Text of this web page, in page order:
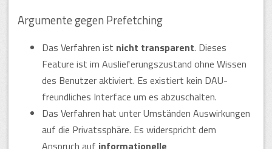
Argumente gegen Prefetching
Das Verfahren ist nicht transparent. Dieses
Feature ist im Auslieferungszustand ohne Wissen
des Benutzer aktiviert. Es existiert kein DAU-
freundliches Interface um es abzuschalten.
Das Verfahren hat unter Umständen Auswirkungen
auf die Privatssphäre. Es widerspricht dem